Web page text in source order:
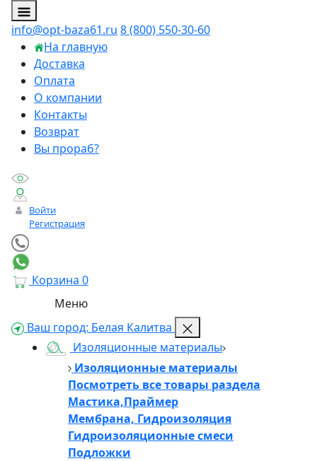
info@opt-baza61.ru 8 (800) 550-30-60
На главную
Доставка
Оплата
О компании
Контакты
Возврат
Вы прораб?
Войти
Регистрация
Корзина 0
Меню
Ваш город: Белая Калитва
Изоляционные материалы
Изоляционные материалы
Посмотреть все товары раздела
Мастика,Праймер
Мембрана, Гидроизоляция
Гидроизоляционные смеси
Подложки